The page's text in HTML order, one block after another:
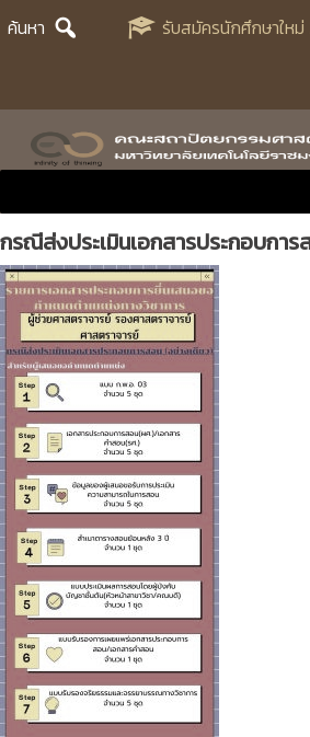
Skipค้นหา รับสมัครนักศึกษาใหม่
กรณีส่งประเมินเอกสารประกอบกา